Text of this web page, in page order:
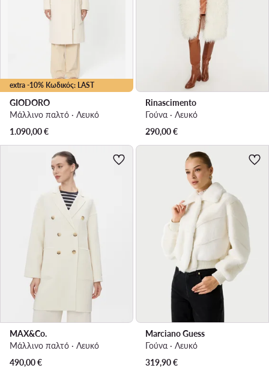
extra -10% Κωδικός: LAST
GIODORO
Μάλλινο παλτό · Λευκό
1.090,00€
Rinascimento
Γούνα · Λευκό
290,00€
MAX&Co.
Μάλλινο παλτό · Λευκό
490,00€
Marciano Guess
Γούνα · Λευκό
319,90€